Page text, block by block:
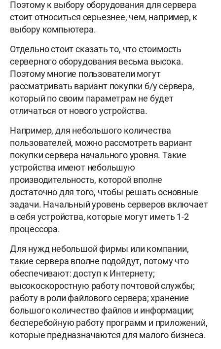
Поэтому к выбору оборудования для сервера
стоит относиться серьезнее, чем, например, к
выбору компьютера.
Отдельно стоит сказать то, что стоимость
серверного оборудования весьма высока.
Поэтому многие пользователи могут
рассматривать вариант покупки б/у сервера,
который по своим параметрам не будет
отличаться от нового устройства.
Например, для небольшого количества
пользователей, можно рассмотреть вариант
покупки сервера начального уровня. Такие
устройства имеют небольшую
производительность, которой вполне
достаточно для того, чтобы решать основные
задачи. Начальный уровень серверов включает
в себя устройства, которые могут иметь 1-2
процессора.
Для нужд небольшой фирмы или компании,
такие сервера вполне подойдут, потому что
обеспечивают: доступ к Интернету;
высокоскоростную работу почтовой службы;
работу в роли файлового сервера; хранение
большого количество файлов и информации;
бесперебойную работу программ и приложений,
которые предназначаются для малого бизнеса.